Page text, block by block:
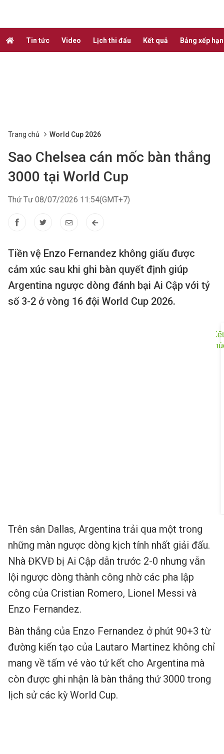
Tin tức Video Lịch thi đấu Kết quả Bảng xếp
Trang chủ World Cup 2026
Sao Chelsea cán mốc bàn thắng
3000 tại World Cup
Thứ Tư 08/07/2026 11:54(GMT+7)
Tiền vệ Enzo Fernandez không giấu được
cảm xúc sau khi ghi bàn quyết định giúp
Argentina ngược dòng đánh bại Ai Cập với tỷ
số 3-2 ở vòng 16 đội World Cup 2026.
Trên sân Dallas, Argentina trải qua một trong
những màn ngược dòng kịch tính nhất giải đấu.
Nhà ĐKVĐ bị Ai Cập dẫn trước 2-0 nhưng vẫn
lội ngược dòng thành công nhờ các pha lập
công của Cristian Romero, Lionel Messi và
Enzo Fernandez.
Bàn thắng của Enzo Fernandez ở phút 90+3 từ
đường kiến tạo của Lautaro Martinez không chỉ
mang về tấm vé vào tứ kết cho Argentina mà
còn được ghi nhận là bàn thắng thứ 3000 trong
lịch sử các kỳ World Cup.